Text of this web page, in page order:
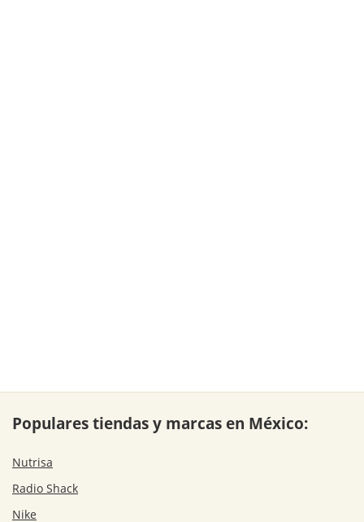
Populares tiendas y marcas en México:
Nutrisa
Radio Shack
Nike